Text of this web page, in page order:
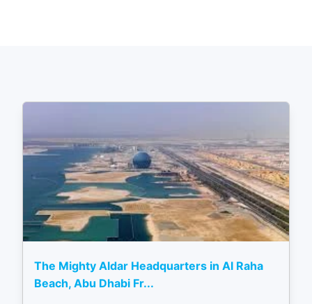
The Mighty Aldar Headquarters in Al Raha
Beach, Abu Dhabi Fr...